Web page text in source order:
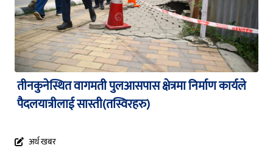
तीनकुनेस्थित वागमती पुलआसपास क्षेत्रमा निर्माण कार्यले
पैदलयात्रीलाई सास्ती(तस्विरहरु)
अर्थ खबर